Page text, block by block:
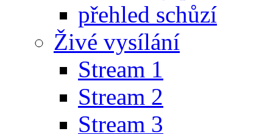
přehled schůzí
Živé vysílání
Stream 1
Stream 2
Stream 3